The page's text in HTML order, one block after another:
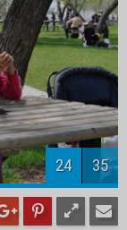
26 35